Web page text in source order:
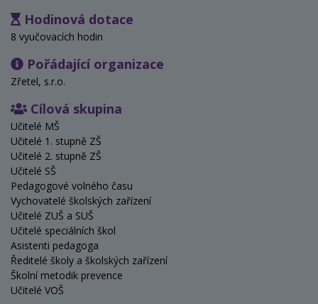
Hodinová dotace
8 vyučovacích hodin
Pořádající organizace
Zřetel, s.r.o.
Cílová skupina
Učitelé MŠ
Učitelé 1. stupně ZŠ
Učitelé 2. stupně ZŠ
Učitelé SŠ
Pedagogové volného času
Vychovatelé školských zařízení
Učitelé ZUŠ a SUŠ
Učitelé speciálních škol
Asistenti pedagoga
Ředitelé školy a školských zařízení
Školní metodik prevence
Učitelé VOŠ